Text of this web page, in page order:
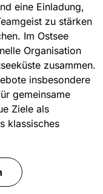
eine Einladung,
zu stärken
Im Ostsee
Organisation
zusammen.
insbesondere
gemeinsame
Ziele als
klassisches